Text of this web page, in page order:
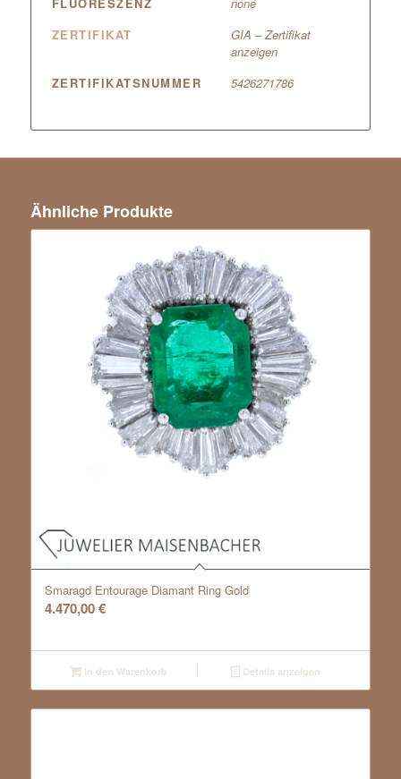
ZERTIFIKAT
GIA – Zertifikat
anzeigen
ZERTIFIKATSNUMMER
5426271786
Ähnliche Produkte
Smaragd Entourage Diamant Ring Gold
4.470,00€
In den Warenkorb Details anzeigen